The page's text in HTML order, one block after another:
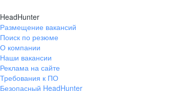
HeadHunter
Размещение вакансий
Поиск по резюме
О компании
Наши вакансии
Реклама на сайте
Требования к ПО
Безопасный HeadHunter